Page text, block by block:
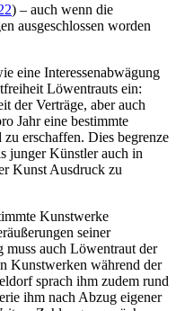
) – auch wenn die
ausgeschlossen worden
eine Interessenabwägung
Löwentrauts ein:
der Verträge, aber auch
Jahr eine bestimmte
erschaffen. Dies begrenze
junger Künstler auch in
Kunst Ausdruck zu
Kunstwerke
seiner
auch Löwentraut der
Kunstwerken während der
sprach ihm zudem rund
ihm nach Abzug eigener